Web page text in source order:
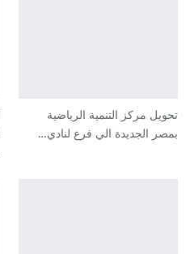
تحويل مركز التنمية الرياضية
بمصر الجديدة الي فرع لنادي…